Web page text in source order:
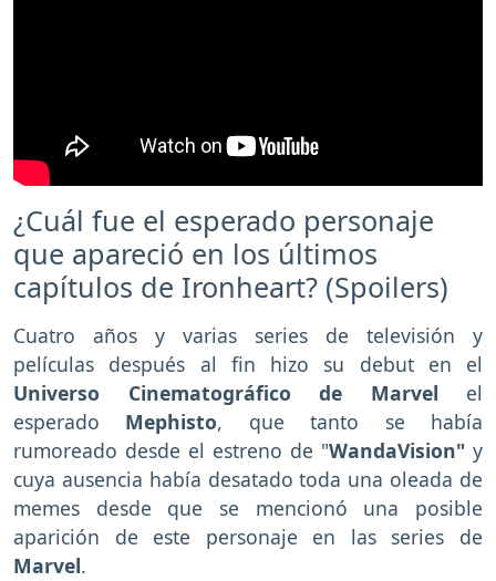
¿Cuál fue el esperado personaje
que apareció en los últimos
capítulos de Ironheart? (Spoilers)
Cuatro años y varias series de televisión y
películas después al fin hizo su debut en el
Universo Cinematográfico de Marvel el
esperado Mephisto, que tanto se había
rumoreado desde el estreno de "WandaVision" y
cuya ausencia había desatado toda una oleada de
memes desde que se mencionó una posible
aparición de este personaje en las series de
Marvel.